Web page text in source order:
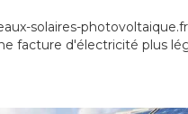
solaires-
facture d'électricité plus